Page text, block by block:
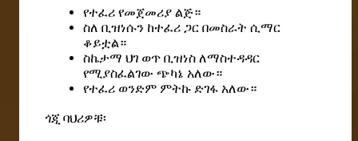
የተፈሪ የመጀመሪያ ልጅ።
ስለ ቢዝነሱን ከተፈሪ ጋር በመስራት ሲማር
ቆይቷል።
ስኬታማ ህገ ወጥ ቢዝነስ ለማስተዳዳር
የሚያስፈልገው ጭካኔ አለው።
የተፈሪ ወንድም ምትኩ ድገፋ አለው።
ጎጂ ባህሪዎቹ፡